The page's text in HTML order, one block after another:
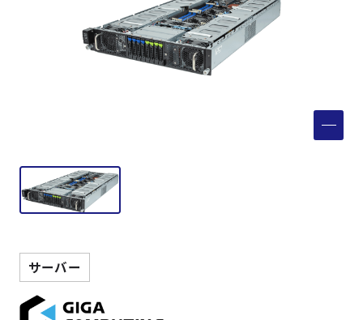
9:30 - 18:00
製品検索
サービス
サーバー